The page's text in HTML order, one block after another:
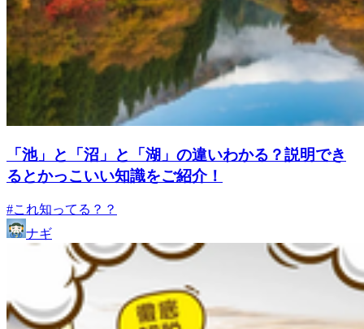
「池」と「沼」と「湖」の違いわかる？説明でき
るとかっこいい知識をご紹介！
#これ知ってる？？
ナギ